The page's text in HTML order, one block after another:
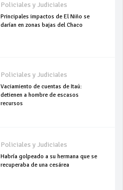
Policiales y Judiciales
Principales impactos de El Niño se
darían en zonas bajas del Chaco
Policiales y Judiciales
Vaciamiento de cuentas de Itaú:
detienen a hombre de escasos
recursos
Policiales y Judiciales
Habría golpeado a su hermana que se
recuperaba de una cesárea